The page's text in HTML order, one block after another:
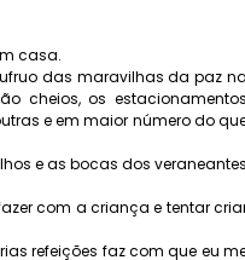
casa.
das maravilhas da paz na
cheios, os estacionamentos
e em maior número do
e as bocas dos veraneantes
com a criança e tentar
refeições faz com que eu